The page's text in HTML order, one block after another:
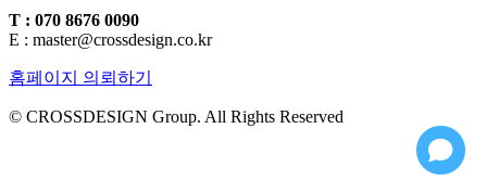
T : 070 8676 0090
E : master@crossdesign.co.kr
홈페이지 의뢰하기
© CROSSDESIGN Group. All Rights Reserved